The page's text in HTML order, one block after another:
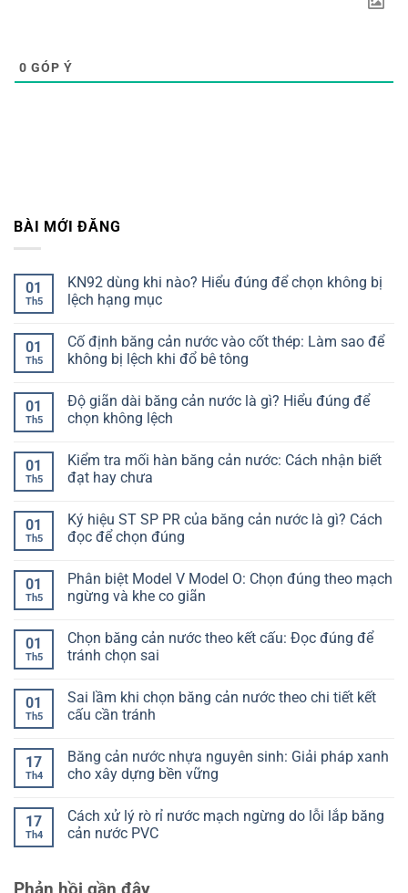
0 GÓP Ý
BÀI MỚI ĐĂNG
01
Th5
KN92 dùng khi nào? Hiểu đúng để chọn không bị
lệch hạng mục
bình
luận
ở
khi
nào?
Hiểu
chọn
không
bị
mục
01
Th5
Cố định băng cản nước vào cốt thép: Làm sao để
không bị lệch khi đổ bê tông
bình
luận
ở
băng
cản
nước
thép:
Làm
sao
bị
lệch
khi
tông
01
Th5
Độ giãn dài băng cản nước là gì? Hiểu đúng để
chọn không lệch
bình
luận
ở
dài
băng
cản
gì?
Hiểu
đúng
không
lệch
01
Th5
Kiểm tra mối hàn băng cản nước: Cách nhận biết
đạt hay chưa
bình
luận
ở
mối
hàn
băng
Cách
nhận
biết
chưa
01
Th5
Ký hiệu ST SP PR của băng cản nước là gì? Cách
đọc để chọn đúng
bình
luận
ở
ST
SP
PR
cản
nước
là
đọc
để
chọn
01
Th5
Phân biệt Model V Model O: Chọn đúng theo mạch
ngừng và khe co giãn
bình
luận
ở
Model
V
Model
đúng
theo
mạch
khe
co
giãn
01
Th5
Chọn băng cản nước theo kết cấu: Đọc đúng để
tránh chọn sai
bình
luận
ở
cản
nước
theo
Đọc
đúng
để
01
Th5
Sai lầm khi chọn băng cản nước theo chi tiết kết
cấu cần tránh
bình
luận
ở
khi
chọn
băng
chi
17
Th4
Băng cản nước nhựa nguyên sinh: Giải pháp xanh
cho xây dựng bền vững
bình
luận
ở
nhựa
17
Th4
Cách xử lý rò rỉ nước mạch ngừng do lỗi lắp băng
cản nước PVC
luận